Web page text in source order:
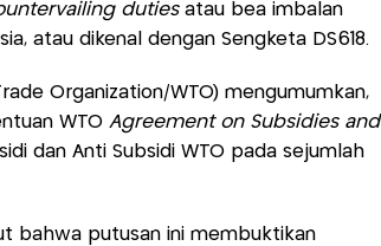
dutiesatau bea imbalan
atau dikenal dengan Sengketa DS618.
Organization/WTO) mengumumkan,
WTO Agreement on Subsidies and
dan Anti Subsidi WTO pada sejumlah
bahwa putusan ini membuktikan